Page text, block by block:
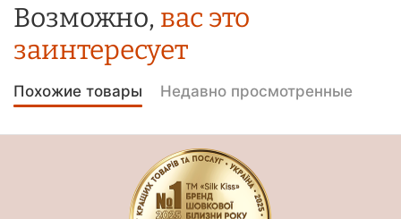
Возможно, вас это
заинтересует
Похожие товары Недавно просмотренные